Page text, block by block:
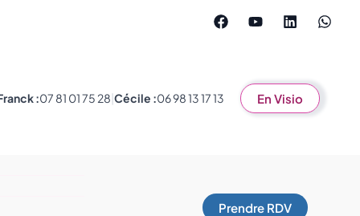
:07 81 01 75 28|Cécile :06 98 13 17 13 En Visio
Prendre RDV